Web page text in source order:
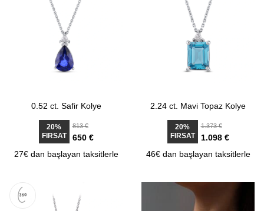
0.52 ct. Safir Kolye
20%
FIRSAT
813 €
650 €
27€ dan başlayan taksitlerle
2.24 ct. Mavi Topaz Kolye
20%
FIRSAT
1.373 €
1.098 €
46€ dan başlayan taksitlerle